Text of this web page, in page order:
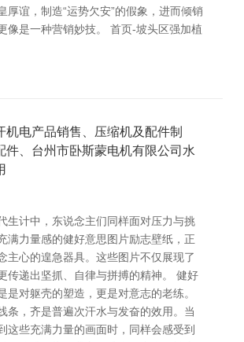
厚谊，制造“运势欠安”的假象，进而倾销
像是一种营销妙技。 首页-坡头区强加植
机电产品销售、压缩机及配件制
件、台州市卧斯蒙电机有限公司水
生计中，东说念主们同样面对压力与挑
满力量感的健好意思图片励志壁纸，正
主心的遑急器具。这些图片不仅展现了
传递出坚抓、自律与拼搏的精神。 健好
是对躯壳的塑造，更是对意志的老练。
条，齐是普遍次汗水与发奋的效用。当
这些充满力量的画面时，同样会感受到